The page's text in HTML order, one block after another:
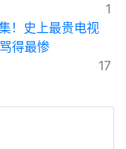
1
！史上最贵电视
得最惨
17